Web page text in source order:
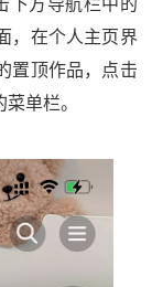
下方导航栏中的
，在个人主页界
置顶作品，点击
单栏。